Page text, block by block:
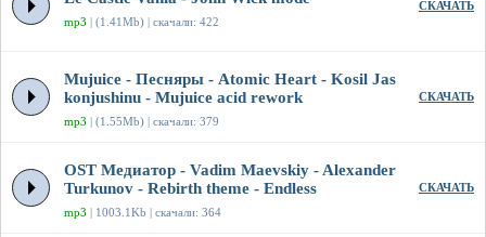
mp3 | (1.41Mb) | скачали: 422
СКАЧАТЬ
Mujuice - Песняры - Atomic Heart - Kosil Jas
konjushinu - Mujuice acid rework
mp3 | (1.55Mb) | скачали: 379
СКАЧАТЬ
OST Медиатор - Vadim Maevskiy - Alexander
Turkunov - Rebirth theme - Endless
mp3 | 1003.1Kb | скачали: 364
СКАЧАТЬ